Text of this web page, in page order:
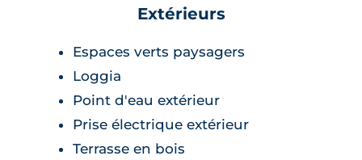
privatif, qui peut être une grande terrasse en
bois ou bien une loggia.
Extérieurs
Espaces verts paysagers
Loggia
Point d'eau extérieur
Prise électrique extérieur
Terrasse en bois